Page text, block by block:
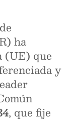
ha
(UE) que
y
, que fije